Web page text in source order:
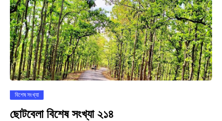
বিশেষ সংখ্যা
ছোটবেলা বিশেষ সংখ্যা ২১৪